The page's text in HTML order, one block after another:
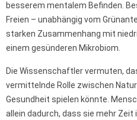
besserem mentalem Befinden.
Freien – unabhängig vom
starken Zusammenhang mit
einem gesünderen Mikrobiom.
Die Wissenschaftler vermuten,
vermittelnde Rolle zwischen
Gesundheit spielen könnte.
allein dadurch, dass sie mehr Zeit